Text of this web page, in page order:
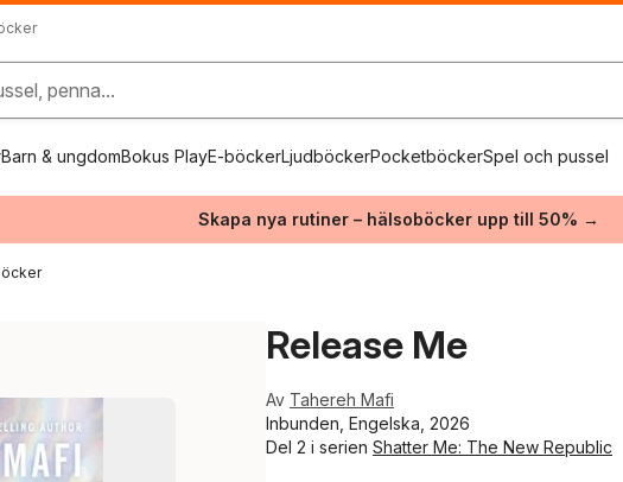
penna...
Barn & ungdomBokus PlayE-böckerLjudböckerPocketböckerSpel och pussel
Skapa nya rutiner – hälsoböcker upp till 50% →
Release Me
Av Tahereh Mafi
Inbunden, Engelska, 2026
Del 2 i serien Shatter Me: The New Republic